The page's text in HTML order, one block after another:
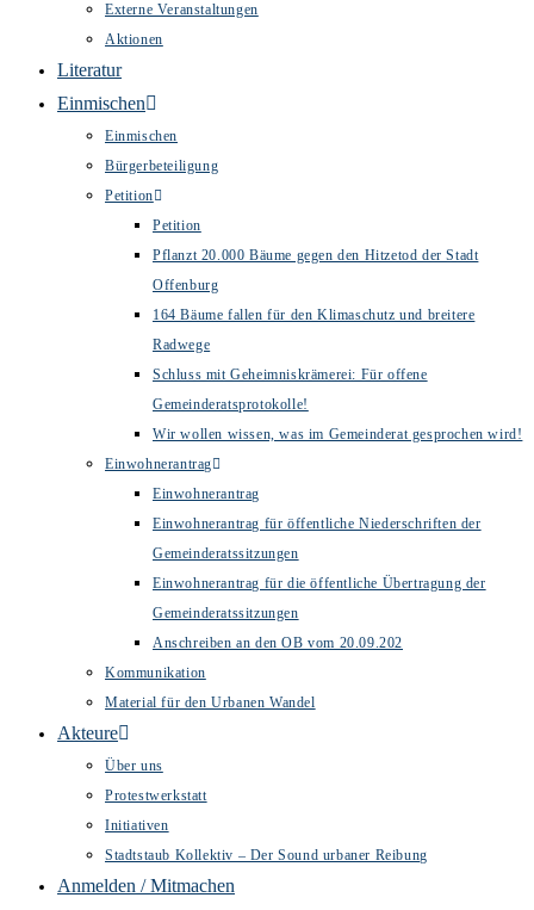
Externe Veranstaltungen
Aktionen
Literatur
Einmischen
Einmischen
Bürgerbeteiligung
Petition
Petition
Pflanzt 20.000 Bäume gegen den Hitzetod der Stadt
Offenburg
164 Bäume fallen für den Klimaschutz und breitere
Radwege
Schluss mit Geheimniskrämerei: Für offene
Gemeinderatsprotokolle!
Wir wollen wissen, was im Gemeinderat gesprochen wird!
Einwohnerantrag
Einwohnerantrag
Einwohnerantrag für öffentliche Niederschriften der
Gemeinderatssitzungen
Einwohnerantrag für die öffentliche Übertragung der
Gemeinderatssitzungen
Anschreiben an den OB vom 20.09.202
Kommunikation
Material für den Urbanen Wandel
Akteure
Über uns
Protestwerkstatt
Initiativen
Stadtstaub Kollektiv – Der Sound urbaner Reibung
Anmelden / Mitmachen